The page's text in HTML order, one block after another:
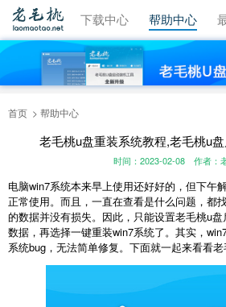
视频教程 下载中心 帮助中心
首页 帮助中心
老毛桃u盘重装系统教程,老毛桃u
时间：2023-02-08 作者：
电脑win7系统本来早上使用还好好的，但下午
正常使用。而且，一直在查看是什么问题，都
的数据并没有损失。因此，只能设置老毛桃u
数据，再选择一键重装win7系统了。其实，
系统bug，无法简单修复。下面就一起来看看老